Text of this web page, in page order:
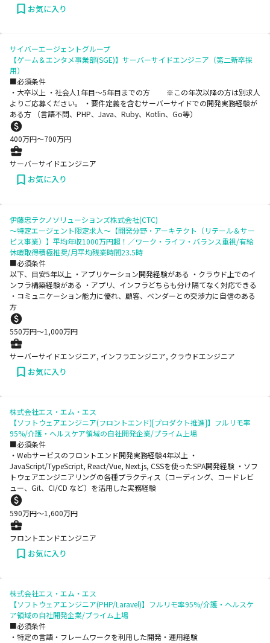
お気に入り
サイバーエージェントグループ
【ゲーム＆エンタメ事業部(SGE)】サーバーサイドエンジニア（第二新卒採
用）
■必須条件
・大卒以上 ・社会人1年目～5年目までの方 ※この年次以降の方は別求人
よりご応募ください。 ・要件定義を含むサーバーサイドでの開発実務経験が
ある方 （言語不問、PHP、Java、Ruby、Kotlin、Go等）
400万円〜700万円
サーバーサイドエンジニア
お気に入り
伊藤忠テクノソリューションズ株式会社(CTC)
～特定エージェント限定求人～【開発分野・アーキテクト（リテール＆サー
ビス事業）】平均年収1000万円超！／ワーク・ライフ・バランス重視/有給
休暇取得積極推奨/月平均残業時間23.5時
■必須条件
以下、目安5年以上 ・アプリケーション開発経験がある ・クラウド上でのイ
ンフラ構築経験がある ・アプリ、インフラどちらも分け隔てなく対応できる
・コミュニケーション能力に優れ、顧客、ベンダーとの交渉力に自信のある
方
550万円〜1,000万円
サーバーサイドエンジニア, インフラエンジニア, クラウドエンジニア
お気に入り
株式会社エス・エム・エス
【ソフトウェアエンジニア(フロントエンド)[プロダクト推進]】フルリモ率
95%/介護・ヘルスケア領域の自社開発企業/プライム上場
■必須条件
・Webサービスのフロントエンド開発実務経験4年以上 ・
JavaScript/TypeScript, React/Vue, Next.js, CSSを使ったSPA開発経験 ・ソフ
トウェアエンジニアリングの各種プラクティス（コーディング、コードレビ
ュー、Git、CI/CD など）を活用した実務経験
590万円〜1,600万円
フロントエンドエンジニア
お気に入り
株式会社エス・エム・エス
【ソフトウェアエンジニア(PHP/Laravel)】フルリモ率95%/介護・ヘルスケ
ア領域の自社開発企業/プライム上場
■必須条件
・特定の言語・フレームワークを利用した開発・運用経験